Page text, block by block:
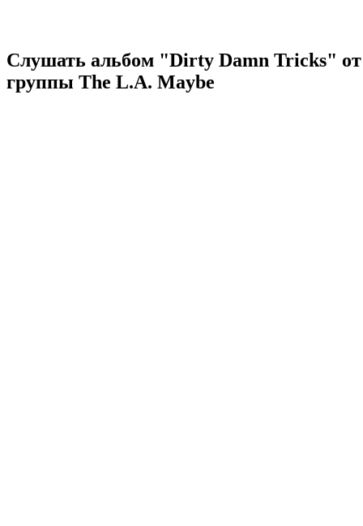
Слушать альбом "Dirty Damn Tricks" от
группы The L.A. Maybe